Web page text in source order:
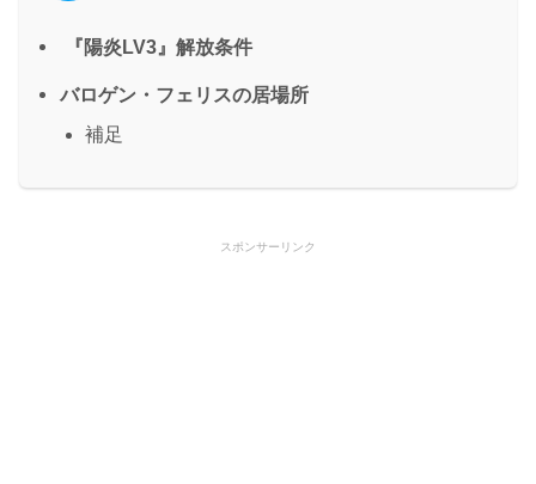
『陽炎LV3』解放条件
バロゲン・フェリスの居場所
補足
スポンサーリンク